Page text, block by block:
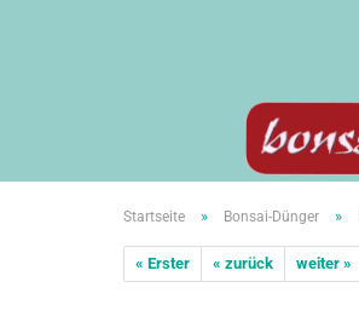
Startseite » Bonsai-Dünger »
« Erster « zurück weiter »